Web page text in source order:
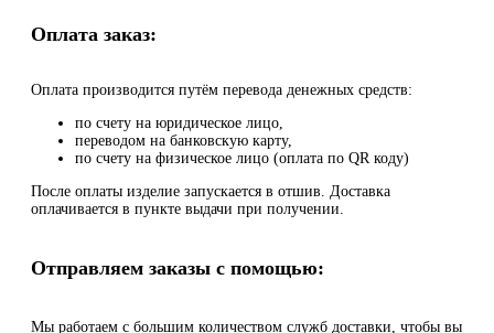
Оплата заказ:
Оплата производится путём перевода денежных средств:
по счету на юридическое лицо,
переводом на банковскую карту,
по счету на физическое лицо (оплата по QR коду)
После оплаты изделие запускается в отшив. Доставка
оплачивается в пункте выдачи при получении.
Отправляем заказы с помощью:
Мы работаем с большим количеством служб доставки, чтобы вы